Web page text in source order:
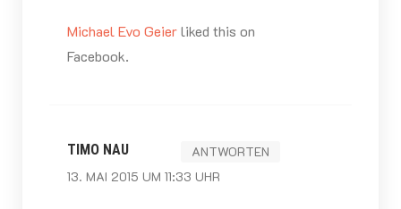
Michael Evo Geierliked this on
Facebook.
TIMO NAU
13. MAI 2015 UM 11:33 UHR
ANTWORTEN